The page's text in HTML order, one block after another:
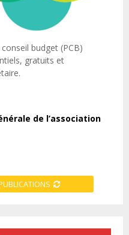
budget (PCB)
gratuits et
de l’association